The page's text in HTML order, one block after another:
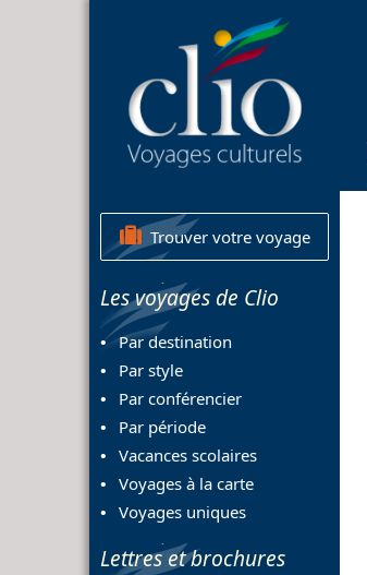
Trouver votre voyage
Les voyages de Clio
Par destination
Par style
Par conférencier
Par période
Vacances scolaires
Voyages à la carte
Voyages uniques
Lettres et brochures